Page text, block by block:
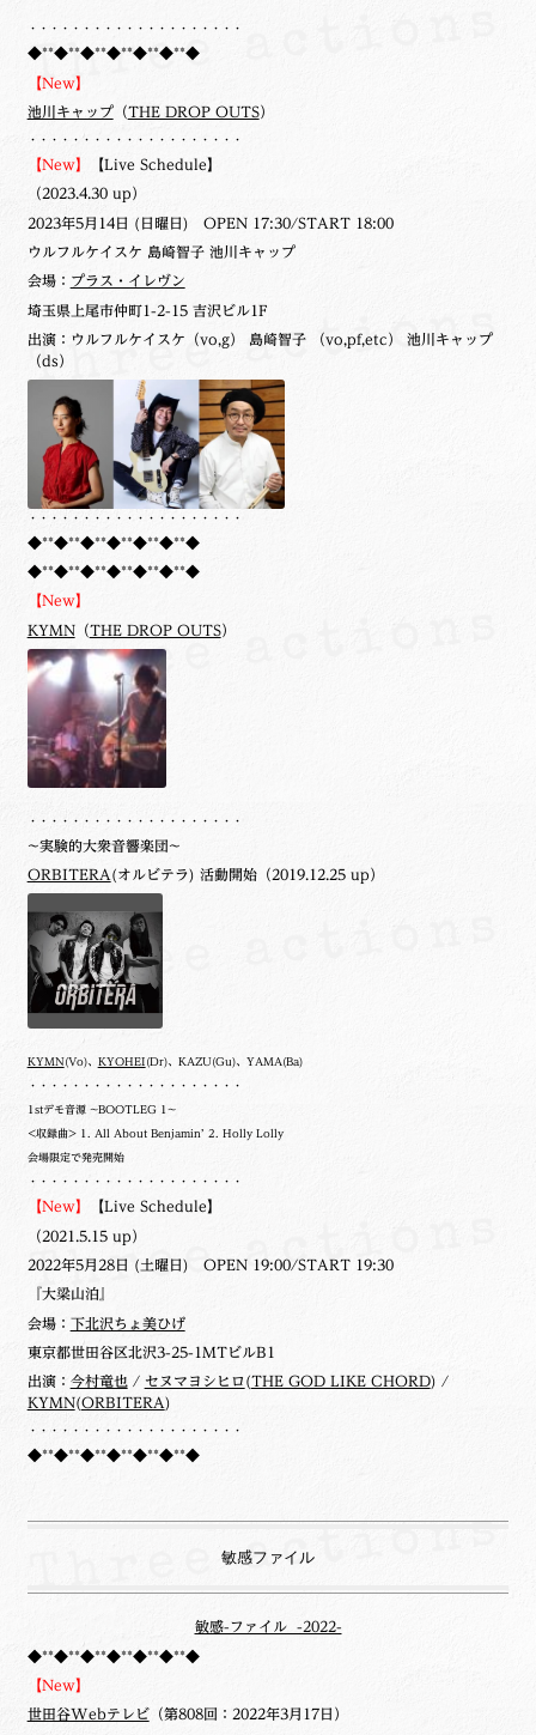
・・・・・・・・・・・・・・・・・・・・
◆**◆**◆**◆**◆**◆**◆
【New】
池川キャップ（THE DROP OUTS）
・・・・・・・・・・・・・・・・・・・・
【New】 【Live Schedule】
（2023.4.30 up）
2023年5月14日 (日曜日) OPEN 17:30/START 18:00
ウルフルケイスケ 島崎智子 池川キャップ
会場： プラス・イレヴン
埼玉県上尾市仲町1-2-15 吉沢ビル1F
出演：ウルフルケイスケ（vo,g） 島崎智子 （vo,pf,etc） 池川キャップ
（ds）
・・・・・・・・・・・・・・・・・・・・
◆**◆**◆**◆**◆**◆**◆
◆**◆**◆**◆**◆**◆**◆
【New】
KYMN（THE DROP OUTS）
・・・・・・・・・・・・・・・・・・・・
~実験的大衆音響楽団~
ORBITERA (オルビテラ) 活動開始（2019.12.25 up）
KYMN(Vo)、 KYOHEI (Dr)、KAZU(Gu)、YAMA(Ba)
・・・・・・・・・・・・・・・・・・・・
1stデモ音源 ~BOOTLEG 1~
<収録曲> 1. All About Benjamin’ 2. Holly Lolly
会場限定で発売開始
・・・・・・・・・・・・・・・・・・・・
【New】 【Live Schedule】
（2021.5.15 up）
2022年5月28日 (土曜日) OPEN 19:00/START 19:30
『大梁山泊』
会場： 下北沢ちょ美ひげ
東京都世田谷区北沢3-25-1MTビルB1
出演： 今村竜也 / セヌマヨシヒロ (THE GOD LIKE CHORD) /
KYMN(ORBITERA)
・・・・・・・・・・・・・・・・・・・・
◆**◆**◆**◆**◆**◆**◆
敏感ファイル
敏感-ファイル -2022-
◆**◆**◆**◆**◆**◆**◆
【New】
世田谷Webテレビ（第808回：2022年3月17日）